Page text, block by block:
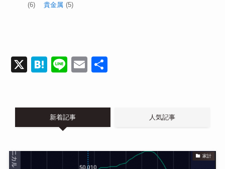
(6) 貴金属 (5)
X
H
n
a
Li
E
新着記事 人気記事
家計